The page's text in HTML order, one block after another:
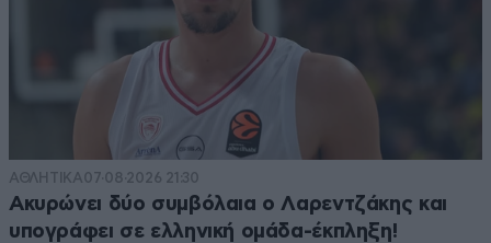
ΑΘΛΗΤΙΚΑ07·08·2026 21:30
Ακυρώνει δύο συμβόλαια ο Λαρεντζάκης και
υπογράφει σε ελληνική ομάδα-έκπληξη!